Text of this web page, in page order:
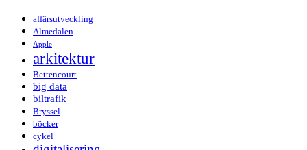
affärsutveckling
Almedalen
Apple
arkitektur
Bettencourt
big data
biltrafik
Bryssel
böcker
cykel